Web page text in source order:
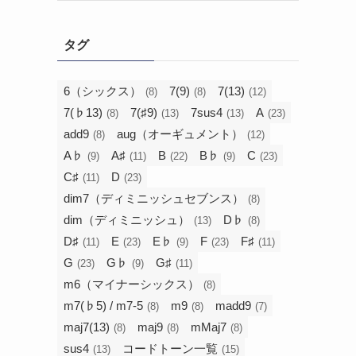
タグ
6（シックス） (8) 7(9) (8) 7(13) (12)
7(♭13) (8) 7(♯9) (13) 7sus4 (13) A (23)
add9 (8) aug（オーギュメント） (12)
A♭ (9) A♯ (11) B (22) B♭ (9) C (23)
C♯ (11) D (23)
dim7（ディミニッシュセブンス） (8)
dim（ディミニッシュ） (13) D♭ (8)
D♯ (11) E (23) E♭ (9) F (23) F♯ (11)
G (23) G♭ (9) G♯ (11)
m6（マイナーシックス） (8)
m7(♭5) / m7-5 (8) m9 (8) madd9 (7)
maj7(13) (8) maj9 (8) mMaj7 (8)
sus4 (13) コードトーン一覧 (15)